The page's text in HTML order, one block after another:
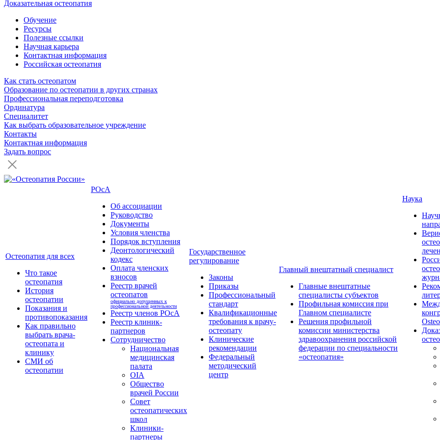
Доказательная остеопатия
Обучение
Ресурсы
Полезные ссылки
Научная карьера
Контактная информация
Российская остеопатия
Как стать остеопатом
Образование по остеопатии в других странах
Профессиональная переподготовка
Ординатура
Специалитет
Как выбрать образовательное учреждение
Контакты
Контактная информация
Задать вопрос
Остеопатия для всех
Что такое
остеопатия
История
остеопатии
Показания и
противопоказания
Как правильно
выбрать врача-
остеопата и
клинику
СМИ об
остеопатии
РОсА
Об ассоциации
Руководство
Документы
Условия членства
Порядок вступления
Деонтологический
кодекс
Оплата членских
взносов
Реестр врачей
остеопатов
официально допущенных к
профессиональной деятельности
Реестр членов РОсА
Реестр клиник-
партнеров
Сотрудничество
Национальная
медицинская
палата
OIA
Общество
врачей России
Совет
остеопатических
школ
Клиники-
партнеры
Государственное
регулирование
Законы
Приказы
Профессиональный
стандарт
Квалификационные
требования к врачу-
остеопату
Клинические
рекомендации
Федеральный
методический
центр
Главный внештатный специалист
Главные внештатные
специалисты субъектов
Профильная комиссия при
Главном специалисте
Решения профильной
комиссии министерства
здравоохранения российской
федерации по специальности
«остеопатия»
Наука